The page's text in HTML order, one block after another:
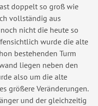
doppelt so groß wie
vollständig aus
nicht die heute so
wurde die alte
bestehenden Turm
liegen neben den
also um die alte
größere Veränderungen.
und der gleichzeitig